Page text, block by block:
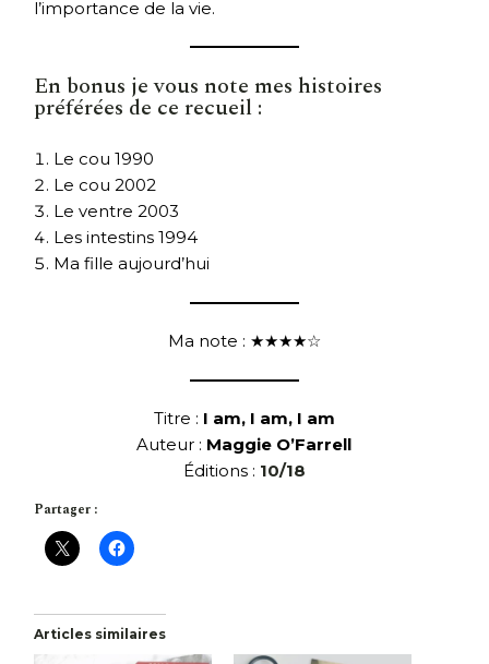
l’importance de la vie.
En bonus je vous note mes histoires
préférées de ce recueil :
Le cou 1990
Le cou 2002
Le ventre 2003
Les intestins 1994
Ma fille aujourd’hui
Ma note : ★★★★☆
Titre : I am, I am, I am
Auteur : Maggie O’Farrell
Éditions : 10/18
Partager :
Articles similaires